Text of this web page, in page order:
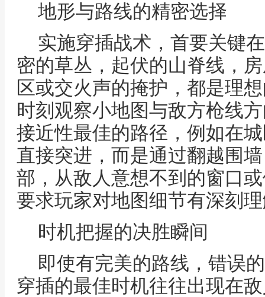
地形与路线的精密选择
实施穿插战术，首要关键
密的草丛，起伏的山脊线，
区或交火声的掩护，都是理
时刻观察小地图与敌方枪线
接近性最佳的路径，例如在
直接突进，而是通过翻越围
部，从敌人意想不到的窗口
要求玩家对地图细节有深刻
时机把握的决胜瞬间
即使有完美的路线，错误
穿插的最佳时机往往出现在